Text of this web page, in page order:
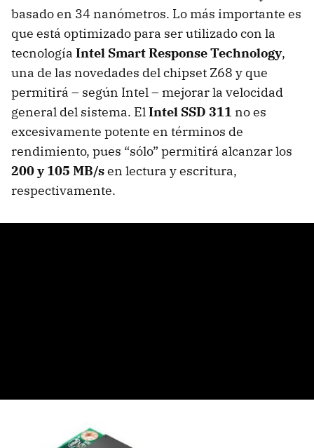
basado en 34 nanómetros. Lo más importante es
que está optimizado para ser utilizado con la
tecnología Intel Smart Response Technology,
una de las novedades del chipset Z68 y que
permitirá – según Intel – mejorar la velocidad
general del sistema. ElIntel SSD 311 no es
excesivamente potente en términos de
rendimiento, pues “sólo” permitirá alcanzar los
200 y 105 MB/sen lectura y escritura,
respectivamente.